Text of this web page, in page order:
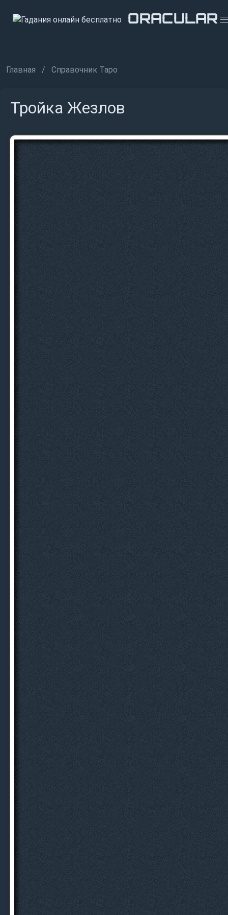
ORACULAR
ORACULAR
ORACULAR
Главная Справочник Таро
Тройка Жезлов